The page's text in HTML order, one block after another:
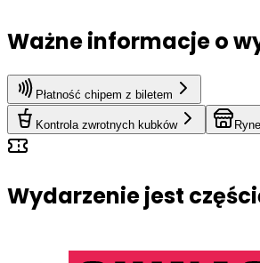
Ważne informacje o
Płatność chipem z biletem
Kontrola zwrotnych kubków
Wydarzenie jest